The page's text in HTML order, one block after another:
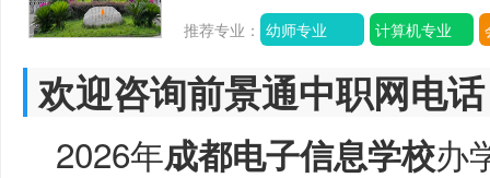
推荐专业： 幼师专业 计算机专业
欢迎咨询前景通中职网电
2026年成都电子信息学校办